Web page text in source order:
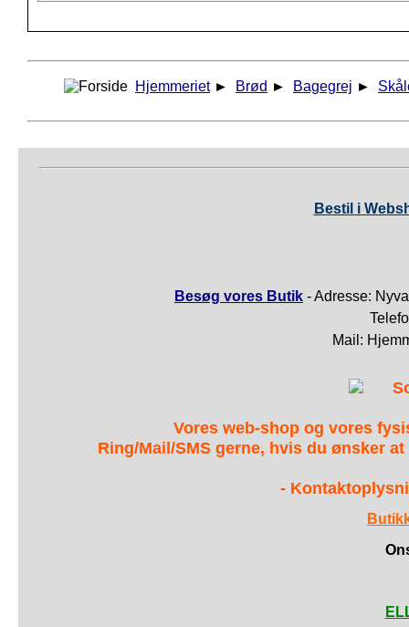
Hjemmeriet ► Brød ► Bagegrej ►
Bestil i
Besøg vores Butik - Adresse:
Mail:
Vores web-shop og vores
Ring/Mail/SMS gerne, hvis du ønsker
-